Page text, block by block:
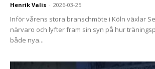
Henrik Valis - 2026-03-25
Inför vårens stora branschmöte i Köln växlar
närvaro och lyfter fram sin syn på hur
både nya...